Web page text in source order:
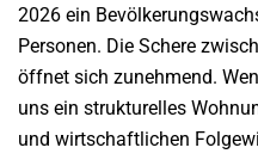
2026 ein
Personen. Die Schere
öffnet sich zunehmend.
uns ein strukturelles
und wirtschaftlichen